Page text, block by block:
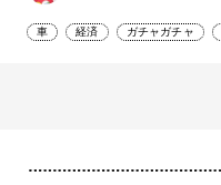
車 経済 ガチャガチャ